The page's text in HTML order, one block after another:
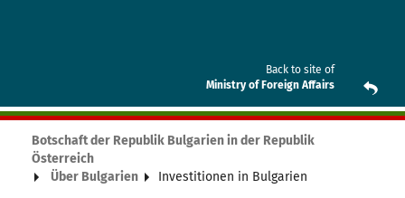
Back to site of
Ministry of Foreign Affairs
Botschaft der Republik Bulgarien in der Republik
Österreich
Über Bulgarien
Investitionen in Bulgarien